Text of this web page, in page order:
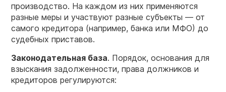
производство. На каждом из них применяются
разные меры и участвуют разные субъекты — от
самого кредитора (например, банка или МФО) до
судебных приставов.
Законодательная база. Порядок, основания для
взыскания задолженности, права должников и
кредиторов регулируются: